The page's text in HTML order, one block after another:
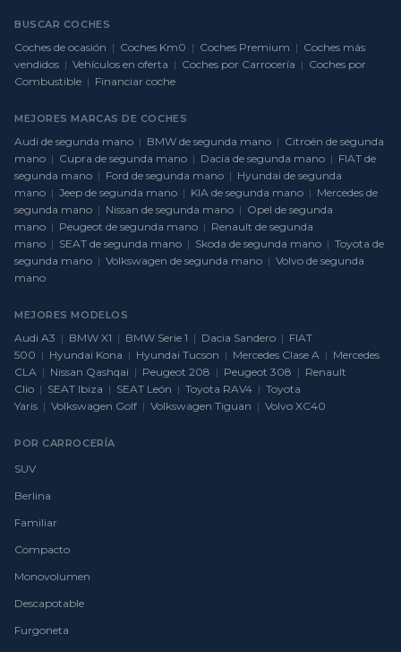
BUSCAR COCHES
Coches de ocasión | Coches Km0 | Coches Premium | Coches más
vendidos | Vehículos en oferta | Coches por Carrocería | Coches por
Combustible | Financiar coche
MEJORES MARCAS DE COCHES
Audi de segunda mano | BMW de segunda mano | Citroën de segunda
mano | Cupra de segunda mano | Dacia de segunda mano | FIAT de
segunda mano | Ford de segunda mano | Hyundai de segunda
mano | Jeep de segunda mano | KIA de segunda mano | Mercedes de
segunda mano | Nissan de segunda mano | Opel de segunda
mano | Peugeot de segunda mano | Renault de segunda
mano | SEAT de segunda mano | Skoda de segunda mano | Toyota de
segunda mano | Volkswagen de segunda mano | Volvo de segunda
mano
MEJORES MODELOS
Audi A3 | BMW X1 | BMW Serie 1 | Dacia Sandero | FIAT
500 | Hyundai Kona | Hyundai Tucson | Mercedes Clase A | Mercedes
CLA | Nissan Qashqai | Peugeot 208 | Peugeot 308 | Renault
Clio | SEAT Ibiza | SEAT León | Toyota RAV4 | Toyota
Yaris | Volkswagen Golf | Volkswagen Tiguan | Volvo XC40
POR CARROCERÍA
SUV
Berlina
Familiar
Compacto
Monovolumen
Descapotable
Furgoneta